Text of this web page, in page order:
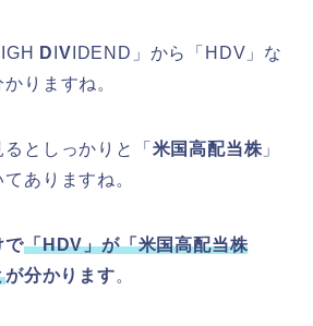
IGH D IV IDEND」から「HDV」な
りますね。
としっかりと「 米国高配当株 」
ありますね。
で「HDV」が「米国高配当株
が分かります。